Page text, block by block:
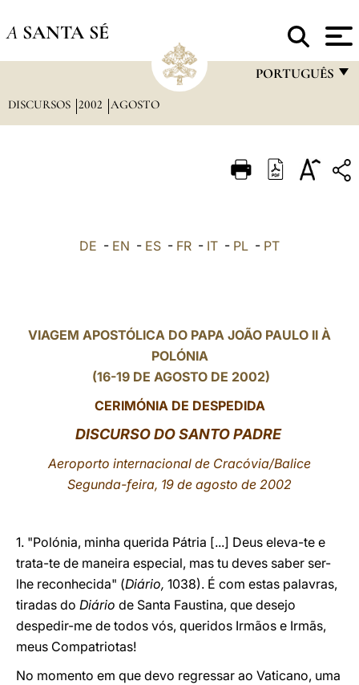
A SANTA SÉ
PORTUGUÊS
ITALIANO
LATINE
DISCURSOS 2002 AGOSTO
DE - EN - ES - FR - IT - PL - PT
VIAGEM APOSTÓLICA DO PAPA JOÃO PAULO II À
POLÓNIA
(16-19 DE AGOSTO DE 2002)
CERIMÓNIA DE DESPEDIDA
DISCURSO DO SANTO PADRE
Aeroporto internacional de Cracóvia/Balice
Segunda-feira, 19 de agosto de 2002
1. "Polónia, minha querida Pátria [...] Deus eleva-te e
trata-te de maneira especial, mas tu deves saber ser-
lhe reconhecida" (Diário, 1038). É com estas palavras,
tiradas do Diário de Santa Faustina, que desejo
despedir-me de todos vós, queridos Irmãos e Irmãs,
meus Compatriotas!
No momento em que devo regressar ao Vaticano, uma